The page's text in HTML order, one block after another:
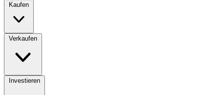
Kaufen
Verkaufen
Investieren